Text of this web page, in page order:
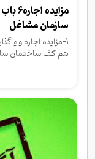
سازمان مشاغل
هم کف ساختمان